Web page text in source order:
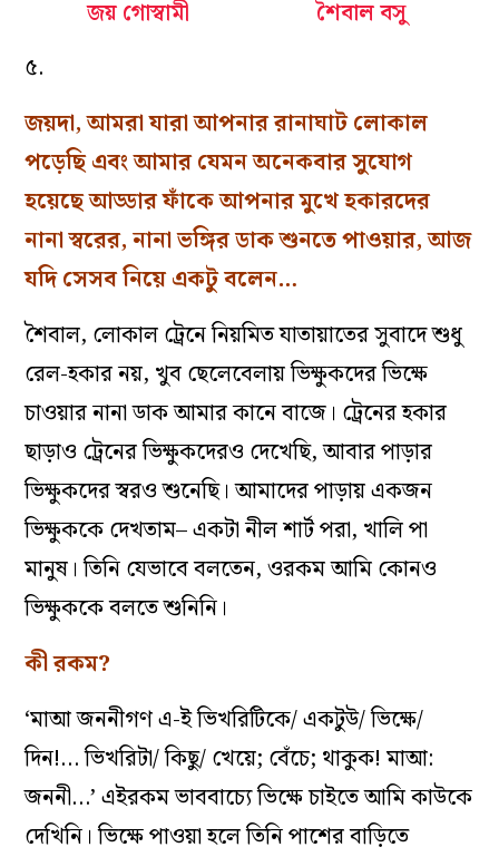
জয় গোস্বামী
শৈবাল বসু
৫.
জয়দা, আমরা যারা আপনার রানাঘাট লোকাল
পড়েছি এবং আমার যেমন অনেকবার সুযোগ
হয়েছে আড্ডার ফাঁকে আপনার মুখে হকারদের
নানা স্বরের, নানা ভঙ্গির ডাক শুনতে পাওয়ার, আজ
যদি সেসব নিয়ে একটু বলেন…
শৈবাল, লোকাল ট্রেনে নিয়মিত যাতায়াতের সুবাদে শুধু
রেল-হকার নয়, খুব ছেলেবেলায় ভিক্ষুকদের ভিক্ষে
চাওয়ার নানা ডাক আমার কানে বাজে। ট্রেনের হকার
ছাড়াও ট্রেনের ভিক্ষুকদেরও দেখেছি, আবার পাড়ার
ভিক্ষুকদের স্বরও শুনেছি। আমাদের পাড়ায় একজন
ভিক্ষুককে দেখতাম– একটা নীল শার্ট পরা, খালি পা
মানুষ। তিনি যেভাবে বলতেন, ওরকম আমি কোনও
ভিক্ষুককে বলতে শুনিনি।
কী রকম?
‘মাআ জননীগণ এ-ই ভিখরিটিকে/ একটুউ/ ভিক্ষে/
দিন!… ভিখরিটা/ কিছু/ খেয়ে; বেঁচে; থাকুক! মাআ:
জননী…’ এইরকম ভাববাচ্যে ভিক্ষে চাইতে আমি কাউকে
দেখিনি। ভিক্ষে পাওয়া হলে তিনি পাশের বাড়িতে